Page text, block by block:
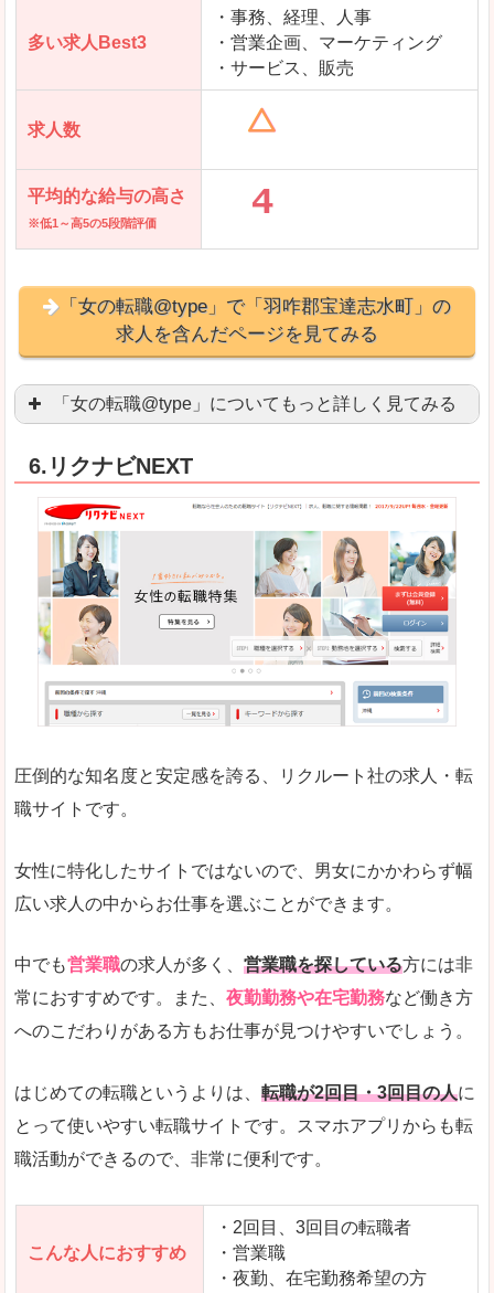
求人を含んだページを見てみる
多い求人Best3
・事務、経理、人事
・営業企画、マーケティング
・サービス、販売
求人数
平均的な給与の高さ
※低1～高5の5段階評価
「女の転職@type」で「羽咋郡宝達志水町」の
求人を含んだページを見てみる
「女の転職@type」についてもっと詳しく見てみる
良いところ
正社員求人が約80％、正社員で長く働きたい方に
働く女のワーク＆ライフマガジン「woman type
悪いところ
求人の掲載数が少ないです。
求人の掲載情報の文字が小さめで、少し見づらい
詳しい説明
女性でエンジニア職への転職をお考えの方は、こ
エンジニア職の求人においては、ほかにない専門
求人数が少ないので、逆に探しやすいといった一
求人を含んだページを見てみる
6.リクナビNEXT
圧倒的な知名度と安定感を誇る、リクルート社の求人・転
職サイトです。
女性に特化したサイトではないので、男女にかかわらず幅
広い求人の中からお仕事を選ぶことができます。
中でも営業職の求人が多く、 営業職を探している方には非
常におすすめです。また、 夜勤勤務や在宅勤務など働き方
へのこだわりがある方もお仕事が見つけやすいでしょう。
はじめての転職というよりは、 転職が2回目・3回目の人に
とって使いやすい転職サイトです。スマホアプリからも転
職活動ができるので、非常に便利です。
こんな人におすすめ
・2回目、3回目の転職者
・営業職
・夜勤、在宅勤務希望の方